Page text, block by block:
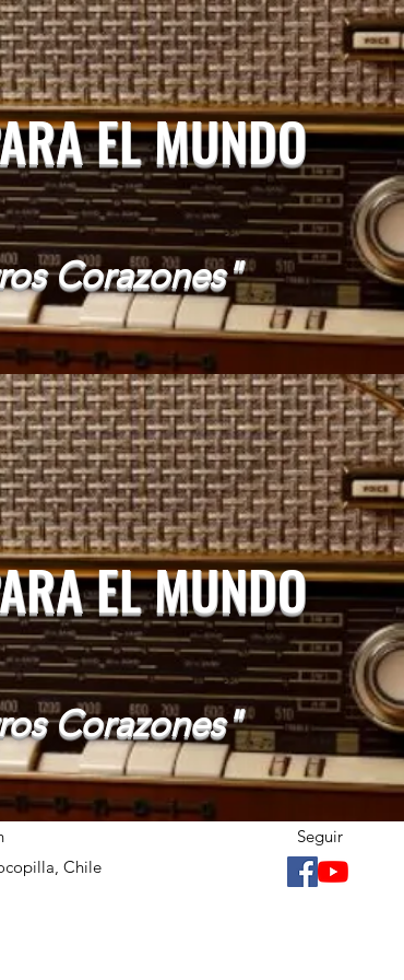
EL MUNDO
Corazones"
EL MUNDO
Corazones"
Chile
Seguir